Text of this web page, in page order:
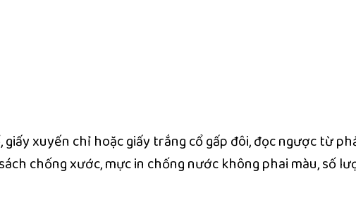
xuyến chỉ hoặc giấy trắng cổ gấp đôi, đọc ngược từ
chống xước, mực in chống nước không phai màu, số